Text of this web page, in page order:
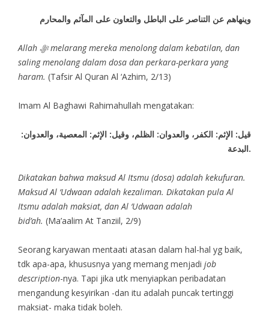
وينهاهم عن التناصر على الباطل والتعاون على المآثم والمحارم
Allah ﷻ melarang mereka menolong dalam kebatilan, dan
saling menolang dalam dosa dan perkara-perkara yang
haram. (Tafsir Al Quran Al ‘Azhim, 2/13)
Imam Al Baghawi Rahimahullah mengatakan:
قيل: الإثم: الكفر، والعدوان: الظلم، وقيل: الإثم: المعصية، والعدوان:
البدعة.
Dikatakan bahwa maksud Al Itsmu (dosa) adalah kekufuran.
Maksud Al ‘Udwaan adalah kezaliman. Dikatakan pula Al
Itsmu adalah maksiat, dan Al ‘Udwaan adalah
bid’ah. (Ma’aalim At Tanziil, 2/9)
Seorang karyawan mentaati atasan dalam hal-hal yg baik,
tdk apa-apa, khususnya yang memang menjadi job
description-nya. Tapi jika utk menyiapkan peribadatan
mengandung kesyirikan -dan itu adalah puncak tertinggi
maksiat- maka tidak boleh.